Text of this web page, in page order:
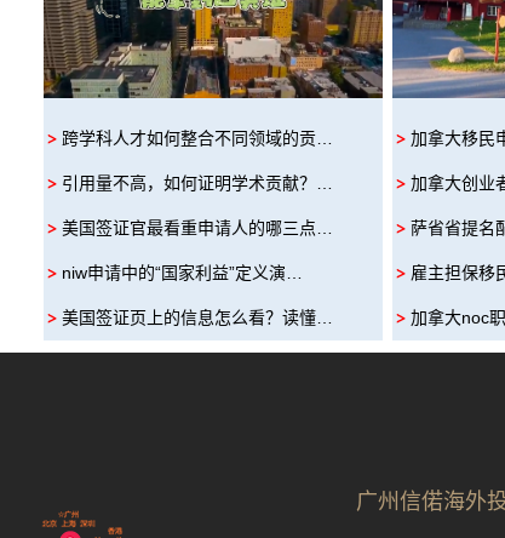
跨学科人才如何整合不同领域的贡…
引用量不高，如何证明学术贡献？…
美国签证官最看重申请人的哪三点…
niw申请中的“国家利益”定义演…
美国签证页上的信息怎么看？读懂…
加拿大移民
加拿大创业
萨省省提名
雇主担保移
加拿大noc
广州信偌海外